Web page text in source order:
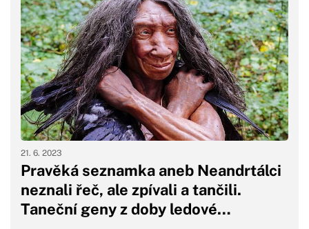
Pravěká seznamka aneb Neandrtálci
neznali řeč, ale zpívali a tančili.
Taneční geny z doby ledové…
21. 6. 2023